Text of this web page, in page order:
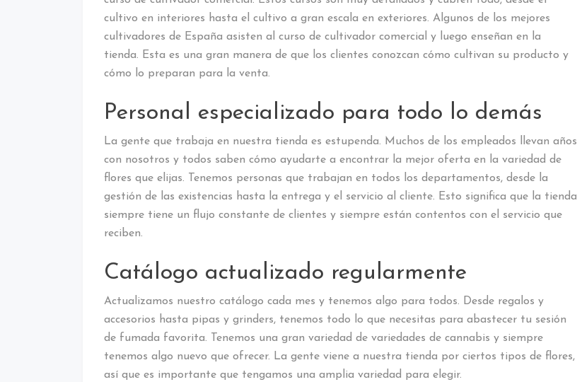
cultivo en interiores hasta el cultivo a gran escala en exteriores. Algunos de los mejores
cultivadores de España asisten al curso de cultivador comercial y luego enseñan en la
tienda. Esta es una gran manera de que los clientes conozcan cómo cultivan su producto y
cómo lo preparan para la venta.
Personal especializado para todo lo demás
La gente que trabaja en nuestra tienda es estupenda. Muchos de los empleados llevan años
con nosotros y todos saben cómo ayudarte a encontrar la mejor oferta en la variedad de
flores que elijas. Tenemos personas que trabajan en todos los departamentos, desde la
gestión de las existencias hasta la entrega y el servicio al cliente. Esto significa que la tienda
siempre tiene un flujo constante de clientes y siempre están contentos con el servicio que
reciben.
Catálogo actualizado regularmente
Actualizamos nuestro catálogo cada mes y tenemos algo para todos. Desde regalos y
accesorios hasta pipas y grinders, tenemos todo lo que necesitas para abastecer tu sesión
de fumada favorita. Tenemos una gran variedad de variedades de cannabis y siempre
tenemos algo nuevo que ofrecer. La gente viene a nuestra tienda por ciertos tipos de flores,
así que es importante que tengamos una amplia variedad para elegir.